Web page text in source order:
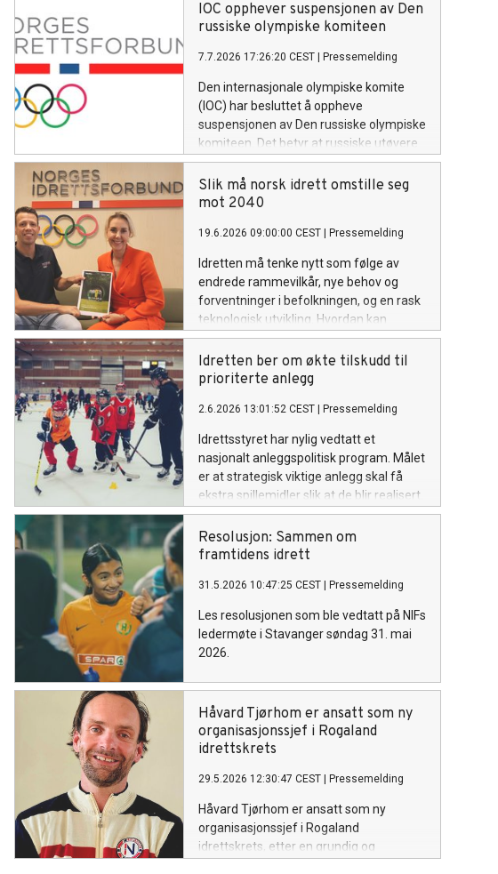
IOC opphever suspensjonen av Den
russiske olympiske komiteen
7.7.2026 17:26:20 CEST Pressemelding
Den internasjonale olympiske komite
(IOC) har besluttet å oppheve
suspensjonen av Den russiske olympiske
komiteen. Det betyr at russiske utøvere
kan delta i internasjonale
kvalifiseringsløp mot OL i Los Angeles,
så sant de har fulgt et troverdig anti-
Slik må norsk idrett omstille seg
mot 2040
19.6.2026 09:00:00 CEST Pressemelding
Idretten må tenke nytt som følge av
endrede rammevilkår, nye behov og
forventninger i befolkningen, og en rask
teknologisk utvikling. Hvordan kan
idretten selv være med på å forme
fremtiden?
Idretten ber om økte tilskudd til
prioriterte anlegg
2.6.2026 13:01:52 CEST Pressemelding
Idrettsstyret har nylig vedtatt et
nasjonalt anleggspolitisk program. Målet
er at strategisk viktige anlegg skal få
ekstra spillemidler slik at de blir realisert.
Resolusjon: Sammen om
framtidens idrett
31.5.2026 10:47:25 CEST Pressemelding
Les resolusjonen som ble vedtatt på NIFs
ledermøte i Stavanger søndag 31. mai
2026.
Håvard Tjørhom er ansatt som ny
organisasjonssjef i Rogaland
idrettskrets
29.5.2026 12:30:47 CEST Pressemelding
Håvard Tjørhom er ansatt som ny
organisasjonssjef i Rogaland
idrettskrets, etter en grundig og